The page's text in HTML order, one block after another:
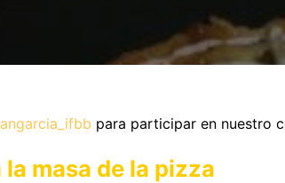
para participar en nuestro
masa de la pizza